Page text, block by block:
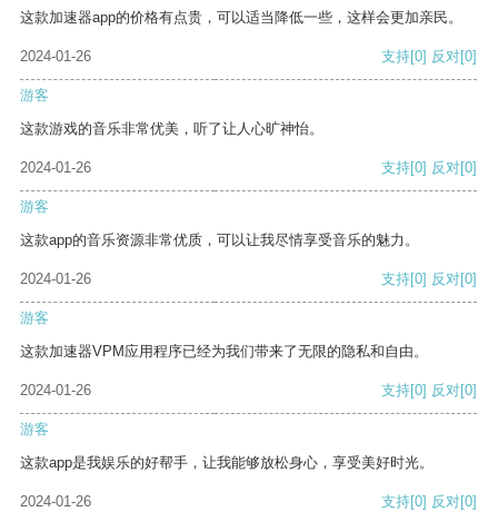
这款加速器app的价格有点贵，可以适当降低一些，这样会更加亲民。
2024-01-26 支持[0] 反对[0]
游客
这款游戏的音乐非常优美，听了让人心旷神怡。
2024-01-26 支持[0] 反对[0]
游客
这款app的音乐资源非常优质，可以让我尽情享受音乐的魅力。
2024-01-26 支持[0] 反对[0]
游客
这款加速器VPM应用程序已经为我们带来了无限的隐私和自由。
2024-01-26 支持[0] 反对[0]
游客
这款app是我娱乐的好帮手，让我能够放松身心，享受美好时光。
2024-01-26 支持[0] 反对[0]